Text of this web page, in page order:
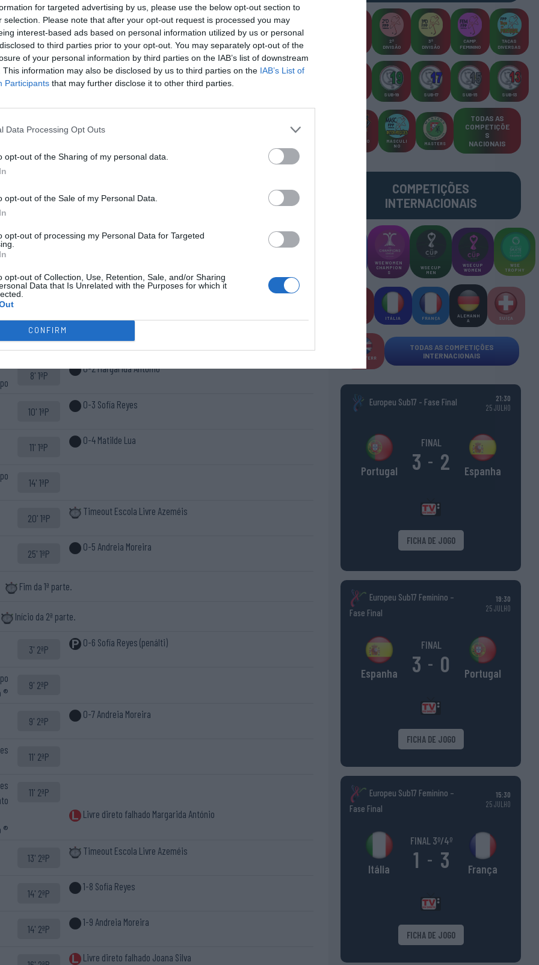
for targeted advertising by us, please use the below opt-out section to
selection. Please note that after your opt-out request is processed you may
interest-based ads based on personal information utilized by us or personal
to third parties prior to your opt-out. You may separately opt-out of the
of your personal information by third parties on the IAB’s list of downstream
This information may also be disclosed by us to third parties on the IAB’s List of
Participants that may further disclose it to other third parties.
Data Processing Opt Outs
opt-out of the Sharing of my personal data.
opt-out of the Sale of my Personal Data.
opt-out of processing my Personal Data for Targeted
opt-out of Collection, Use, Retention, Sale, and/or Sharing
Data that Is Unrelated with the Purposes for which it
CONFIRM
Início do
Cinco inicial
9 - Andreia Moreira
2' 1ªP
8' 1ªP
0-2 Margarida António
10' 1ªP
0-3 Sofía Reyes
11' 1ªP
0-4 Matilde Lua
14' 1ªP
20' 1ªP
Timeout Escola Livre Azeméis
25' 1ªP
0-5 Andreia Moreira
Fim da 1ª parte.
Início da 2ª parte.
3' 2ªP
0-6 Sofía Reyes (penálti)
®
9' 2ªP
9' 2ªP
0-7 Andreia Moreira
11' 2ªP
®
11' 2ªP
Livre direto falhado Margarida António
13' 2ªP
Timeout Escola Livre Azeméis
14' 2ªP
1-8 Sofía Reyes
14' 2ªP
1-9 Andreia Moreira
Livre direto falhado Joana Silva
2ª
DIVISÃO
3ª
DIVISÃO
CAMP.
FEMININO
TAÇAS
DIVERSAS
SUB-19 SUB-17 SUB-15 SUB-13
TORNEIO
MASCULI
NO
MASTERS
TODAS AS
COMPETIÇÕE
S
NACIONAIS
COMPETIÇÕES
INTERNACIONAIS
WSE WOMEN
CHAMPION
S
WSE CUP
MEN
WSE CUP
WOMEN
WSE
TROPHY
ITÁLIA FRANÇA
ALEMANH
A
SUÍÇA
INGLATERR
TODAS AS COMPETIÇÕES
INTERNACIONAIS
Europeu Sub17 - Fase Final
21:30
25 JULHO
Portugal
FINAL
3 - 2 Espanha
FICHA DE JOGO
Europeu Sub17 Feminino –
Fase Final
19:30
25 JULHO
Espanha
FINAL
3 - 0 Portugal
FICHA DE JOGO
Europeu Sub17 Feminino –
Fase Final
15:30
25 JULHO
Itália
FINAL 3º/4º
1 - 3 França
FICHA DE JOGO